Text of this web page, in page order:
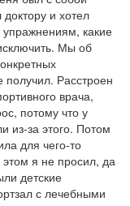
и хотел
упражнениям, какие
Мы об
Расстроен
врача,
потому что у
из-за этого. Потом
для чего-то
я не просил, да
детские
с лечебными